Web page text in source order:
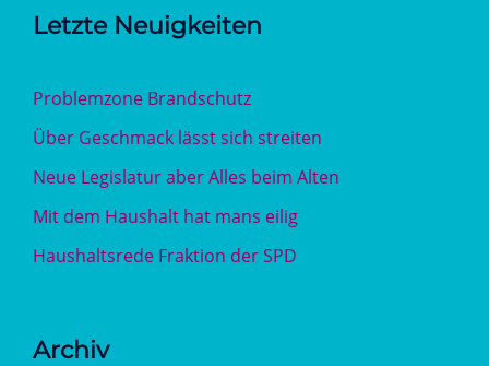
Letzte Neuigkeiten
Problemzone Brandschutz
Über Geschmack lässt sich streiten
Neue Legislatur aber Alles beim Alten
Mit dem Haushalt hat mans eilig
Haushaltsrede Fraktion der SPD
Archiv